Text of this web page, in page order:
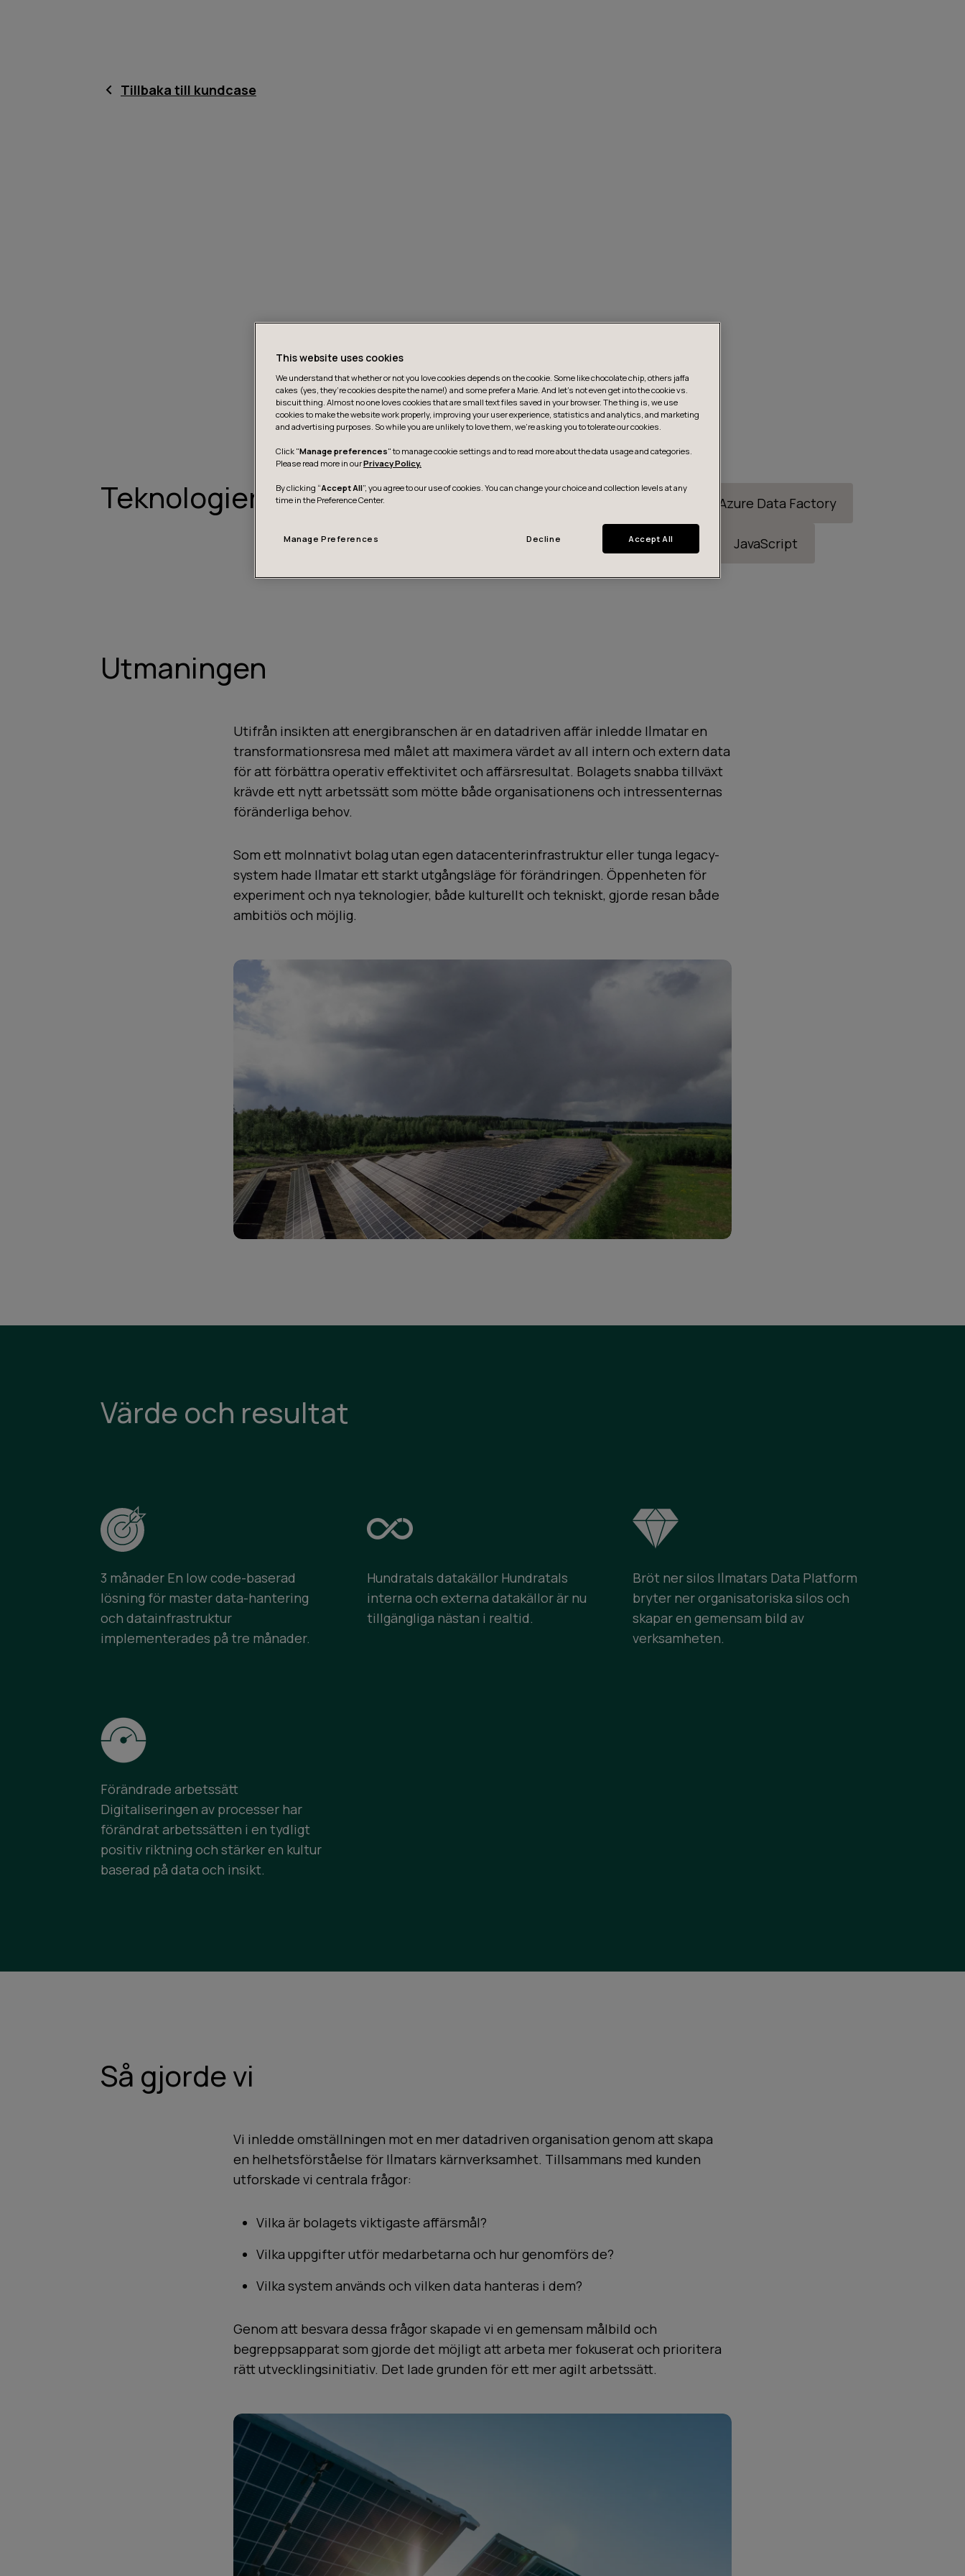
Tillbaka till kundcase
Teknologier Snowflake MS Azure Data Factory
MS Dataverse JavaScript
Utmaningen
Utifrån insikten att energibranschen är en datadriven affär inledde Ilmatar en
transformationsresa med målet att maximera värdet av all intern och extern data
för att förbättra operativ effektivitet och affärsresultat. Bolagets snabba tillväxt
krävde ett nytt arbetssätt som mötte både organisationens och intressenternas
föränderliga behov.
Som ett molnnativt bolag utan egen datacenterinfrastruktur eller tunga legacy-
system hade Ilmatar ett starkt utgångsläge för förändringen. Öppenheten för
experiment och nya teknologier, både kulturellt och tekniskt, gjorde resan både
ambitiös och möjlig.
Värde och resultat
3 månader En low code-baserad
lösning för master data-hantering
och datainfrastruktur
implementerades på tre månader.
Hundratals datakällor Hundratals
interna och externa datakällor är nu
tillgängliga nästan i realtid.
Bröt ner silos Ilmatars Data Platform
bryter ner organisatoriska silos och
skapar en gemensam bild av
verksamheten.
Förändrade arbetssätt
Digitaliseringen av processer har
förändrat arbetssätten i en tydligt
positiv riktning och stärker en kultur
baserad på data och insikt.
Så gjorde vi
Vi inledde omställningen mot en mer datadriven organisation genom att skapa
en helhetsförståelse för Ilmatars kärnverksamhet. Tillsammans med kunden
utforskade vi centrala frågor:
Vilka är bolagets viktigaste affärsmål?
Vilka uppgifter utför medarbetarna och hur genomförs de?
Vilka system används och vilken data hanteras i dem?
Genom att besvara dessa frågor skapade vi en gemensam målbild och
begreppsapparat som gjorde det möjligt att arbeta mer fokuserat och prioritera
rätt utvecklingsinitiativ. Det lade grunden för ett mer agilt arbetssätt.
This website uses cookies
We understand that whether or not you love cookies depends on the cookie. Some like chocolate chip, others jaffa
cakes (yes, they’re cookies despite the name!) and some prefer a Marie. And let's not even get into the cookie vs.
biscuit thing. Almost no one loves cookies that are small text files saved in your browser. The thing is, we use
cookies to make the website work properly, improving your user experience, statistics and analytics, and marketing
and advertising purposes. So while you are unlikely to love them, we’re asking you to tolerate our cookies.
Click "Manage preferences" to manage cookie settings and to read more about the data usage and categories.
Please read more in ourPrivacy Policy.
By clicking “Accept All”, you agree to our use of cookies. You can change your choice and collection levels at any
time in the Preference Center.
Manage Preferences Decline Accept All